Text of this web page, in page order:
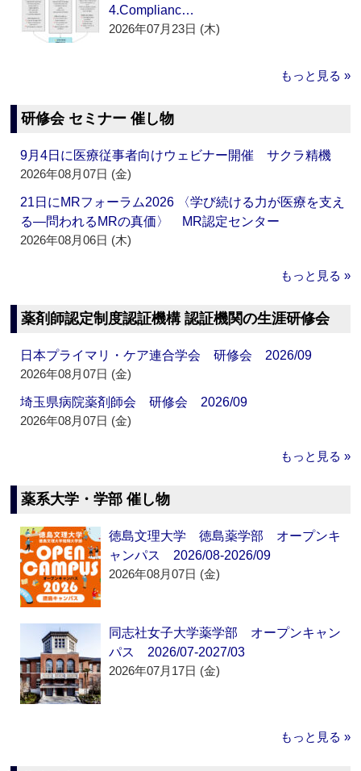
4.Complianc…
2026年07月23日 (木)
もっと見る »
研修会 セミナー 催し物
9月4日に医療従事者向けウェビナー開催 サクラ精機
2026年08月07日 (金)
21日にMRフォーラム2026 〈学び続ける力が医療を支え
る―問われるMRの真価〉 MR認定センター
2026年08月06日 (木)
もっと見る »
薬剤師認定制度認証機構 認証機関の生涯研修会
日本プライマリ・ケア連合学会 研修会 2026/09
2026年08月07日 (金)
埼玉県病院薬剤師会 研修会 2026/09
2026年08月07日 (金)
もっと見る »
薬系大学・学部 催し物
徳島文理大学 徳島薬学部 オープンキ
ャンパス 2026/08-2026/09
2026年08月07日 (金)
同志社女子大学薬学部 オープンキャン
パス 2026/07-2027/03
2026年07月17日 (金)
もっと見る »